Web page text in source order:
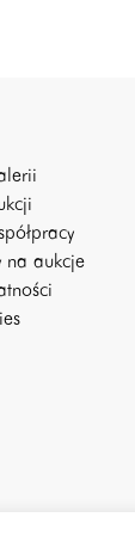
na aukcje